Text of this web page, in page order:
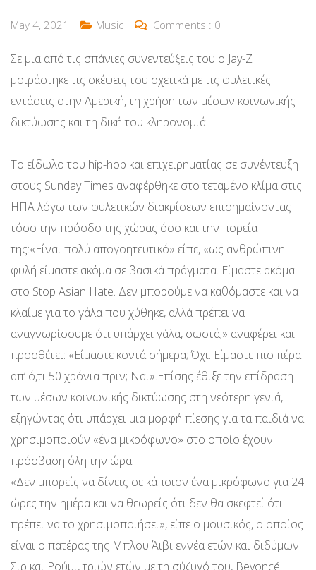
May 4, 2021 Music Comments : 0
Σε μια από τις σπάνιες συνεντεύξεις του ο Jay-Z
μοιράστηκε τις σκέψεις του σχετικά με τις φυλετικές
εντάσεις στην Αμερική, τη χρήση των μέσων κοινωνικής
δικτύωσης και τη δική του κληρονομιά.
Το είδωλο του hip-hop και επιχειρηματίας σε συνέντευξη
στους Sunday Times αναφέρθηκε στο τεταμένο κλίμα στις
ΗΠΑ λόγω των φυλετικών διακρίσεων επισημαίνοντας
τόσο την πρόοδο της χώρας όσο και την πορεία
της:«Είναι πολύ απογοητευτικό» είπε, «ως ανθρώπινη
φυλή είμαστε ακόμα σε βασικά πράγματα. Είμαστε ακόμα
στο Stop Asian Hate. Δεν μπορούμε να καθόμαστε και να
κλαίμε για το γάλα που χύθηκε, αλλά πρέπει να
αναγνωρίσουμε ότι υπάρχει γάλα, σωστά;» αναφέρει και
προσθέτει: «Είμαστε κοντά σήμερα; Όχι. Είμαστε πιο πέρα
απ’ ό,τι 50 χρόνια πριν; Ναι».Επίσης έθιξε την επίδραση
των μέσων κοινωνικής δικτύωσης στη νεότερη γενιά,
εξηγώντας ότι υπάρχει μια μορφή πίεσης για τα παιδιά να
χρησιμοποιούν «ένα μικρόφωνο» στο οποίο έχουν
πρόσβαση όλη την ώρα.
«Δεν μπορείς να δίνεις σε κάποιον ένα μικρόφωνο για 24
ώρες την ημέρα και να θεωρείς ότι δεν θα σκεφτεί ότι
πρέπει να το χρησιμοποιήσει», είπε ο μουσικός, ο οποίος
είναι ο πατέρας της Μπλου Άιβι εννέα ετών και διδύμων
Σιρ και Ρούμι, τριών ετών με τη σύζυγό του, Beyoncé.